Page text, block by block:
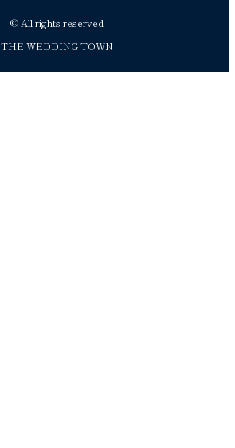
© All rights reserved
THE WEDDING TOWN